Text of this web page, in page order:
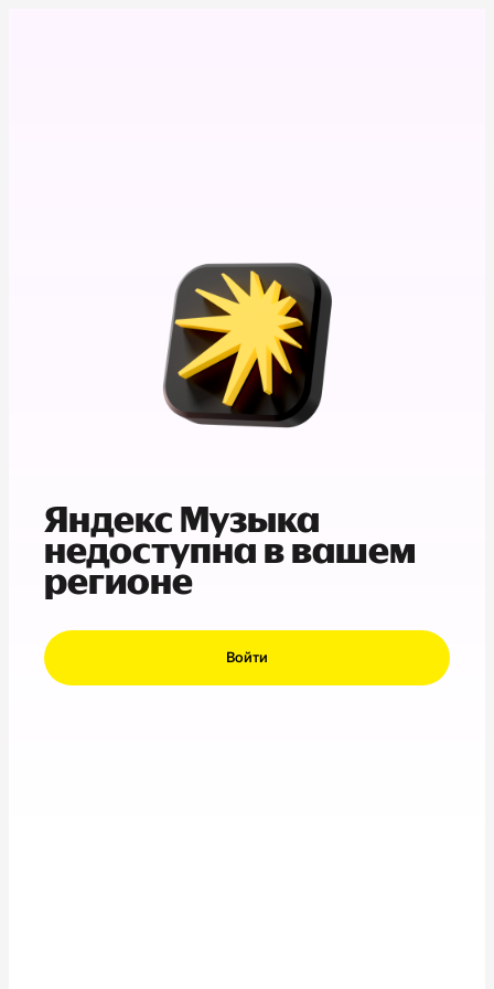
Яндекс Музыка
недоступна в вашем
регионе
Войти